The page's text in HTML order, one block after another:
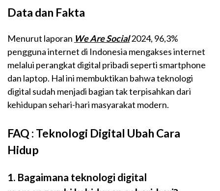
Data dan Fakta
Menurut laporan We Are Social2024, 96,3%
pengguna internet di Indonesia mengakses internet
melalui perangkat digital pribadi seperti smartphone
dan laptop. Hal ini membuktikan bahwa teknologi
digital sudah menjadi bagian tak terpisahkan dari
kehidupan sehari-hari masyarakat modern.
FAQ : Teknologi Digital Ubah Cara
Hidup
1. Bagaimana teknologi digital